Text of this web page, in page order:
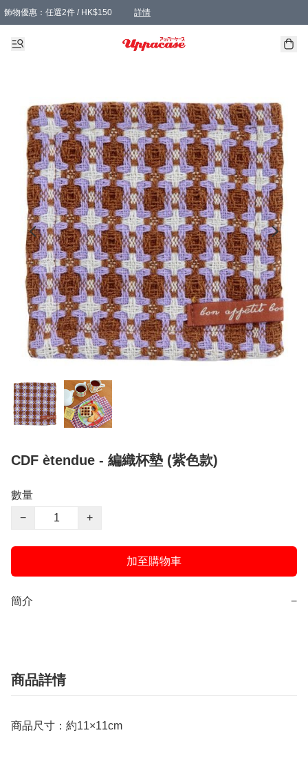
飾物優惠：任選2件 / HK$150 詳情
髮飾優惠：任選2件 / HK$100 詳情
精選襪子優惠：任選3對 / HK$115 詳情
滿額免運：本地訂單滿港幣350元可享免運費優惠
CDF ètendue - 編織杯墊 (紫色款)
數量
−
+
加至購物車
簡介 −
商品詳情
商品尺寸：約11×11cm